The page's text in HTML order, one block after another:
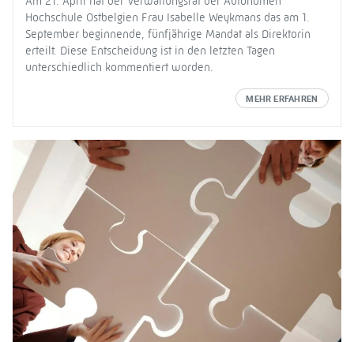
Hochschule Ostbelgien Frau Isabelle Weykmans das am 1.
September beginnende, fünfjährige Mandat als Direktorin
erteilt. Diese Entscheidung ist in den letzten Tagen
unterschiedlich kommentiert worden.
MEHR ERFAHREN